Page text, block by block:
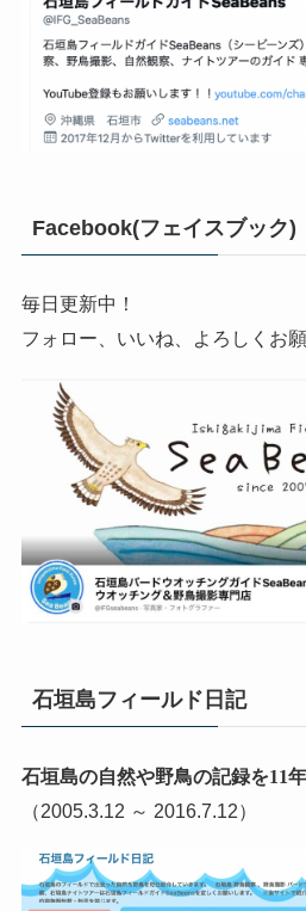
Facebook(フェイスブック)
毎日更新中！
フォロー、いいね、よろしくお
石垣島フィールド日記
石垣島の自然や野鳥の記録を11
（2005.3.12 ～ 2016.7.12）